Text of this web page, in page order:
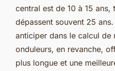
central est de 10 à 15 ans,
dépassent souvent 25 ans.
anticiper dans le calcul
onduleurs, en revanche,
plus longue et une